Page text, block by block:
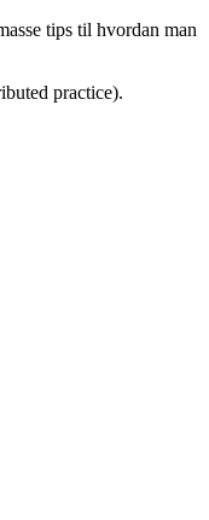
tips til hvordan man
practice).